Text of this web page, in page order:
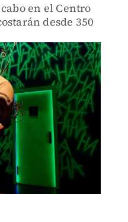
en el Centro
desde 350